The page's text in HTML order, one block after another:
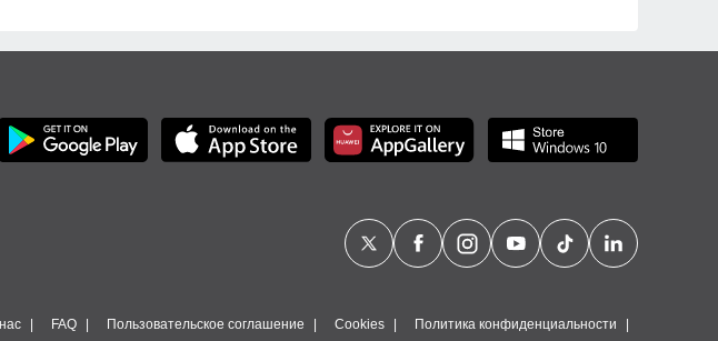
FAQ Пользовательское соглашение Cookies Политика конфиденциальности